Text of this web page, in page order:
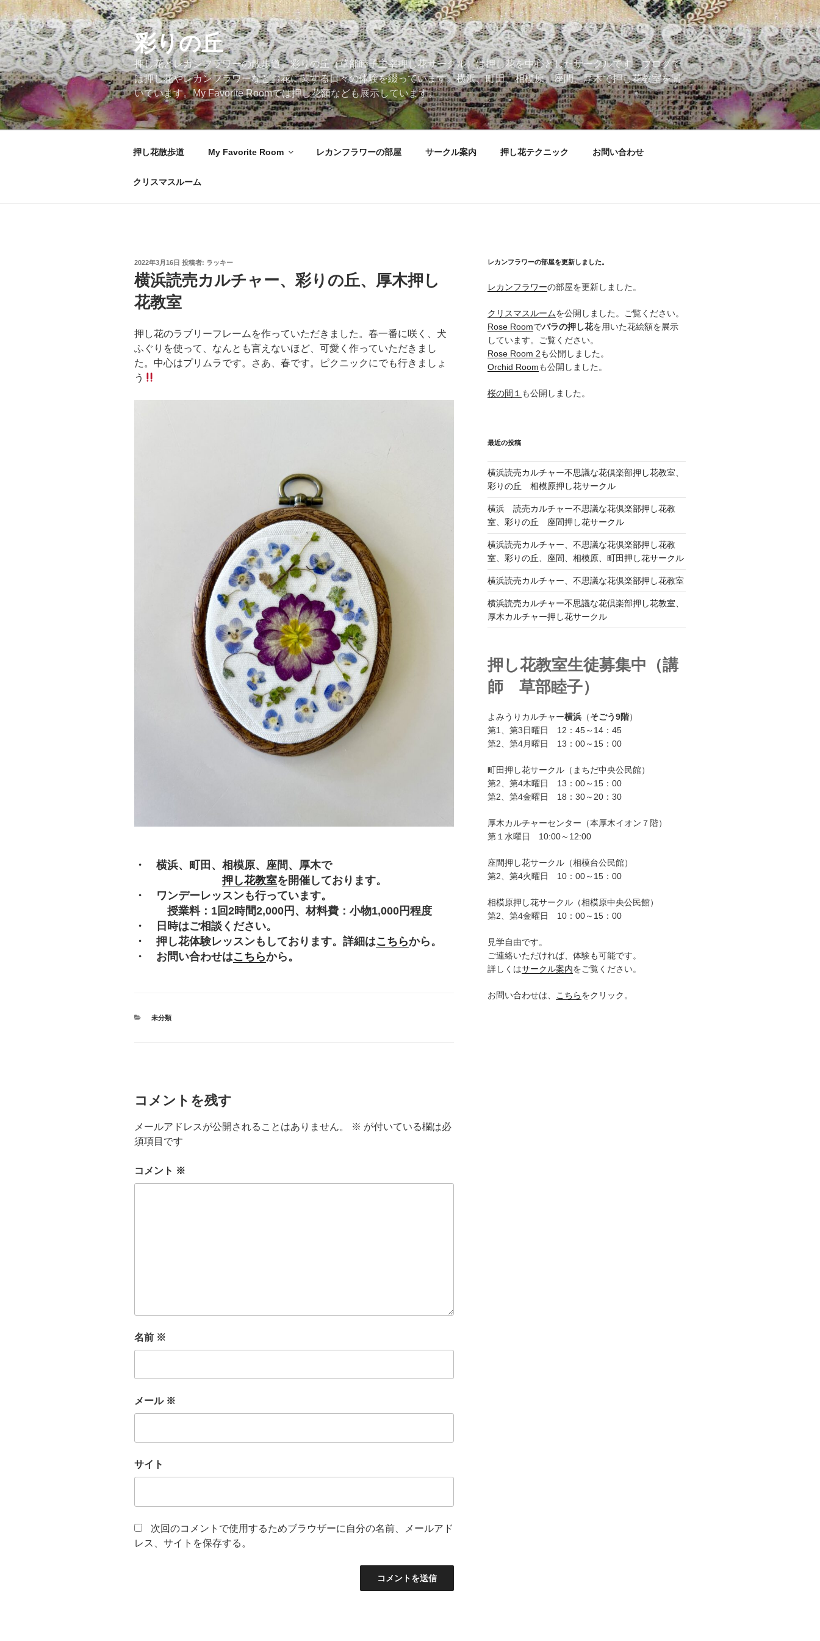
コ
ン
テ
ン
ツ
へ
ス
キ
ッ
彩りの丘
押し花とレカンフラワーの散歩道。彩りの丘（草部睦子主宰押し花サークル）は押し花を中心としたサークルです。ブログで
は押し花やレカンフラワーなどお花に関する日々の体験を綴っています。横浜、町田、相模原、座間、厚木で押し花教室を開
いています。My Favorite Roomでは押し花額なども展示しています。
押し花散歩道 My Favorite Room レカンフラワーの部屋 サークル案内 押し花テクニック お問い合わせ
クリスマスルーム
投
稿
日:
2022年3月16日 投稿者: ラッキー
横浜読売カルチャー、彩りの丘、厚木押し
花教室
押し花のラブリーフレームを作っていただきました。春一番に咲く、犬
ふぐりを使って、なんとも言えないほど、可愛く作っていただきまし
た。中心はプリムラです。さあ、春です。ピクニックにでも行きましょ
う
・ 横浜、町田、相模原、座間、厚木で
押し花教室を開催しております。
・ ワンデーレッスンも行っています。
授業料：1回2時間2,000円、材料費：小物1,000円程度
・ 日時はご相談ください。
・ 押し花体験レッスンもしております。詳細はこちらから。
・ お問い合わせはこちらから。
カ
未分類
コメントを残す
メールアドレスが公開されることはありません。 ※ が付いている欄は必
須項目です
コメント ※
名前 ※
メール ※
サイト
次回のコメントで使用するためブラウザーに自分の名前、メールアド
レス、サイトを保存する。
レカンフラワーの部屋を更新しました。
レカンフラワーの部屋を更新しました。
クリスマスルームを公開しました。ご覧ください。
Rose Roomでバラの押し花を用いた花絵額を展示
しています。ご覧ください。
Rose Room 2も公開しました。
Orchid Roomも公開しました。
桜の間１ も公開しました。
最近の投稿
横浜読売カルチャー不思議な花倶楽部押し花教室、
彩りの丘 相模原押し花サークル
横浜 読売カルチャー不思議な花倶楽部押し花教
室、彩りの丘 座間押し花サークル
横浜読売カルチャー、不思議な花倶楽部押し花教
室、彩りの丘、座間、相模原、町田押し花サークル
横浜読売カルチャー、不思議な花倶楽部押し花教室
横浜読売カルチャー不思議な花倶楽部押し花教室、
厚木カルチャー押し花サークル
押し花教室生徒募集中（講
師 草部睦子）
よみうりカルチャー横浜（そごう9階）
第1、第3日曜日 12：45～14：45
第2、第4月曜日 13：00～15：00
町田押し花サークル（まちだ中央公民館）
第2、第4木曜日 13：00～15：00
第2、第4金曜日 18：30～20：30
厚木カルチャーセンター（本厚木イオン７階）
第１水曜日 10:00～12:00
座間押し花サークル（相模台公民館）
第2、第4火曜日 10：00～15：00
相模原押し花サークル（相模原中央公民館）
第2、第4金曜日 10：00～15：00
見学自由です。
ご連絡いただければ、体験も可能です。
詳しくはサークル案内をご覧ください。
お問い合わせは、 こちらをクリック。